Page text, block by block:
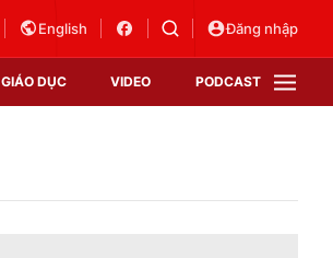
English Đăng nhập
GIÁO DỤC VIDEO PODCAST
VTV Sức khoẻ